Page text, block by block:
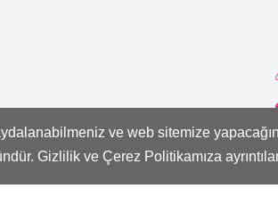
ve web sitemize
Gizlilik ve Çerez Politikamıza